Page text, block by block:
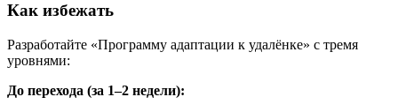
Как избежать
Разработайте «Программу адаптации к удалёнке» с тремя
уровнями:
До перехода (за 1–2 недели):